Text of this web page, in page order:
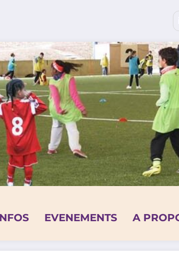
EVENEMENTS A